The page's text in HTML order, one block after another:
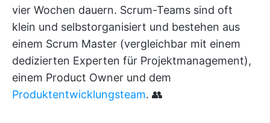
vier Wochen dauern. Scrum-Teams sind oft
klein und selbstorganisiert und bestehen aus
einem Scrum Master (vergleichbar mit einem
dedizierten Experten für Projektmanagement),
einem Product Owner und dem
Produktentwicklungsteam. 👥